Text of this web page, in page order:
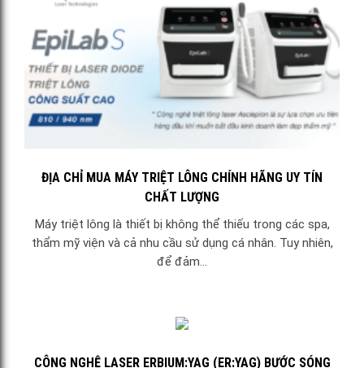
ĐỊA CHỈ MUA MÁY TRIỆT LÔNG CHÍNH HÃNG UY TÍN
CHẤT LƯỢNG
Máy triệt lông là thiết bị không thể thiếu trong các spa,
thẩm mỹ viện và cả nhu cầu sử dụng cá nhân. Tuy nhiên,
để đảm...
CÔNG NGHỆ LASER ERBIUM:YAG (ER:YAG) BƯỚC SÓNG